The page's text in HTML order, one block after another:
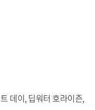
데이, 딥워터 호라이즌,